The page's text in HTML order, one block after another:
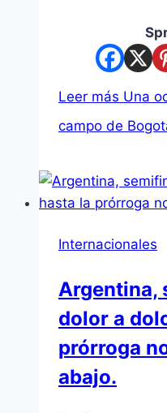
Leer más Una
campo de
Internacionales
Argentina,
dolor a
prórroga
abajo.